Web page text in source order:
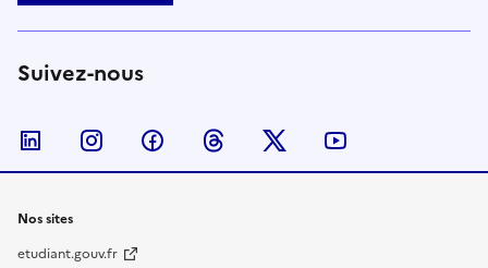
Suivez-nous
Nous suivre sur LinkedIn
Nous suivre sur Instagram
Nous suivre sur Facebook
Nous suivre sur Threads
Nous suivre sur Twitter
Nos sites
etudiant.gouv.fr